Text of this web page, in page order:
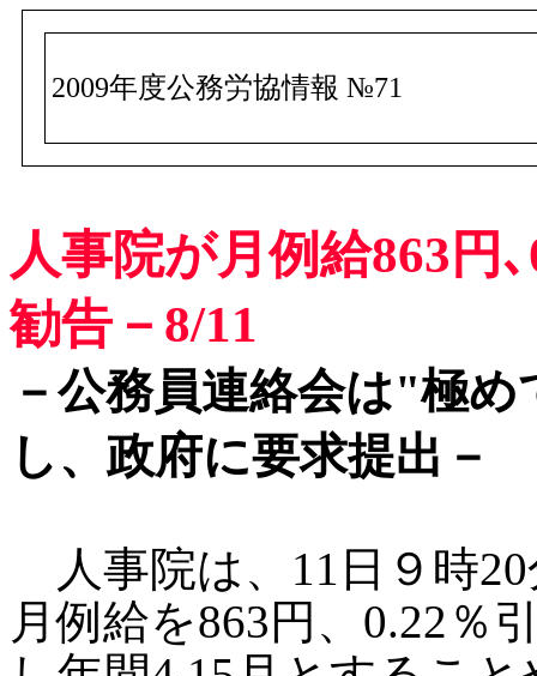
2009年度公務労協情報 №71
人事院が月例給863円
勧告－8/11
－公務員連絡会は"極
し、政府に要求提出－
人事院は、11日９時
月例給を863円、0.22％